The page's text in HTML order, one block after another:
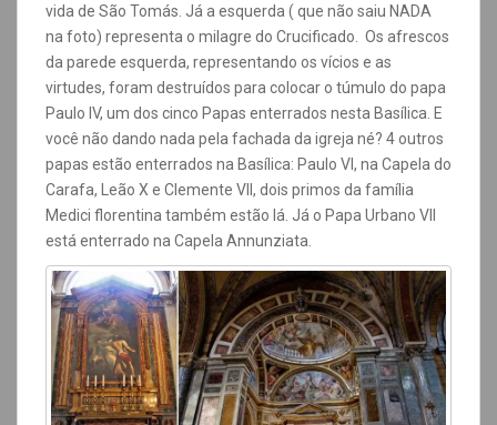
vida de São Tomás. Já a esquerda ( que não saiu NADA
na foto) representa o milagre do Crucificado. Os afrescos
da parede esquerda, representando os vícios e as
virtudes, foram destruídos para colocar o túmulo do papa
Paulo IV, um dos cinco Papas enterrados nesta Basílica. E
você não dando nada pela fachada da igreja né? 4 outros
papas estão enterrados na Basílica: Paulo VI, na Capela do
Carafa, Leão X e Clemente VII, dois primos da família
Medici florentina também estão lá. Já o Papa Urbano VII
está enterrado na Capela Annunziata.